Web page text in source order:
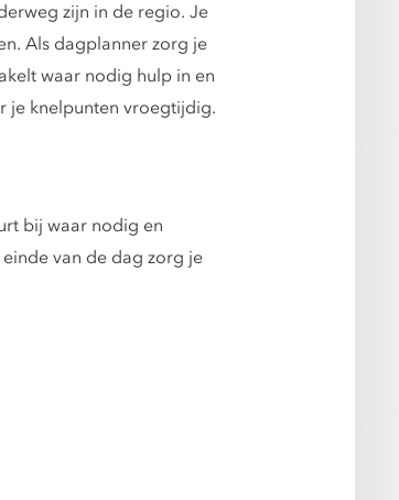
zijn in de regio. Je
Als dagplanner zorg je
waar nodig hulp in en
je knelpunten vroegtijdig.
bij waar nodig en
van de dag zorg je